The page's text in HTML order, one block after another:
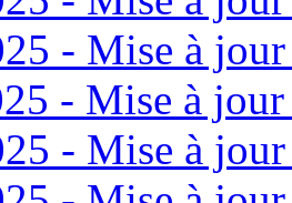
- Mise à
- Mise à
- Mise à